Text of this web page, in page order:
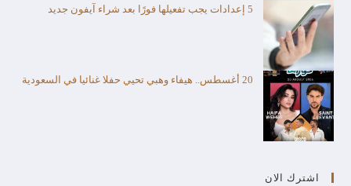
5 إعدادات يجب تفعيلها فورًا بعد شراء آيفون جديد
20 أغسطس.. هيفاء وهبي تحيي حفلا غنائيا في السعودية
اشترك الان